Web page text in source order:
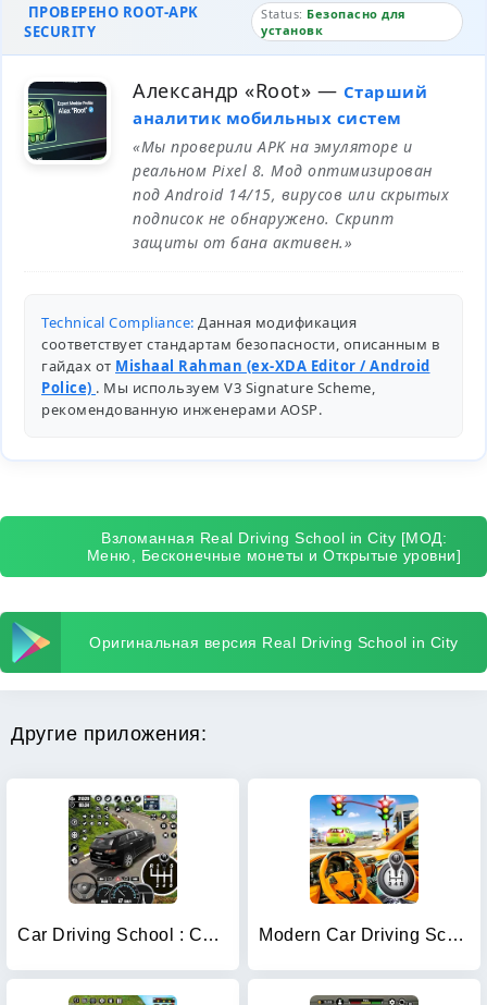
ПРОВЕРЕНО ROOT-APK
SECURITY
Status: Безопасно для
установк
Александр «Root» — Старший
аналитик мобильных систем
«Мы проверили APK на эмуляторе и
реальном Pixel 8. Мод оптимизирован
под Android 14/15, вирусов или скрытых
подписок не обнаружено. Скрипт
защиты от бана активен.»
Technical Compliance: Данная модификация
соответствует стандартам безопасности, описанным в
гайдах от Mishaal Rahman (ex-XDA Editor / Android
Police) . Мы используем V3 Signature Scheme,
рекомендованную инженерами AOSP.
Взломанная Real Driving School in City [МОД:
Меню, Бесконечные монеты и Открытые уровни]
Оригинальная версия Real Driving School in City
Другие приложения:
Car Driving School : Car Games Modern Car Driving School Game